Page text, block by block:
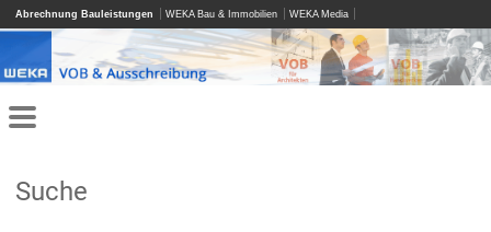
Abrechnung Bauleistungen WEKA Bau & Immobilien WEKA Media
Suche